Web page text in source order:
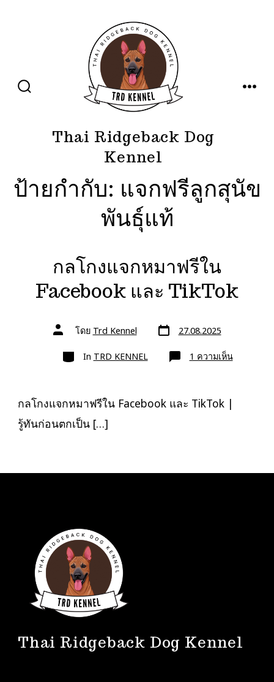
Thai Ridgeback Dog
Kennel
ป้ายกำกับ: แจกฟรีลูกสุนัข
พันธุ์แท้
กลโกงแจกหมาฟรีใน
Facebook และ TikTok
ผู้
เขียน โดย Trd Kennel วัน
ที่
เรื่อง
27.08.2025
หมวด
In TRD KENNEL 1 ความเห็นบน
กล
กลโกงแจกหมาฟรีใน Facebook และ TikTok |
รู้ทันก่อนตกเป็น […]
Thai Ridgeback Dog Kennel